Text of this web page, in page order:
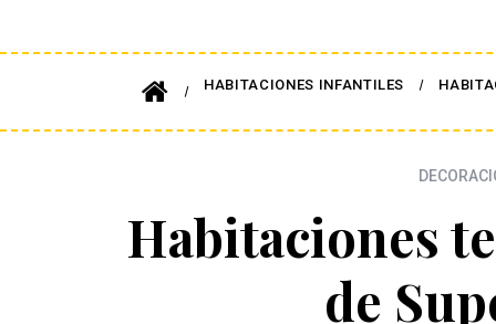
HABITACIONES INFANTILES
Habitaciones
de